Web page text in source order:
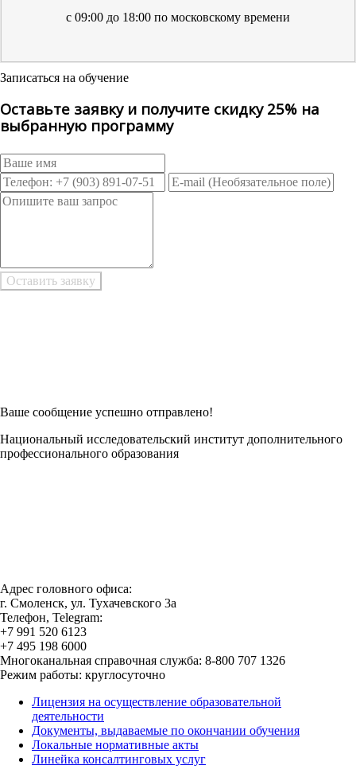
с 09:00 до 18:00 по московскому времени
Записаться на обучение
Оставьте заявку и получите скидку 25% на
выбранную программу
Ваше сообщение успешно отправлено!
Национальный исследовательский институт дополнительного
профессионального образования
Адрес головного офиса:
г. Смоленск, ул. Тухачевского 3а
Телефон, Telegram:
+7 991 520 6123
+7 495 198 6000
Многоканальная справочная служба: 8-800 707 1326
Режим работы: круглосуточно
Лицензия на осуществление образовательной
деятельности
Документы, выдаваемые по окончании обучения
Локальные нормативные акты
Линейка консалтинговых услуг